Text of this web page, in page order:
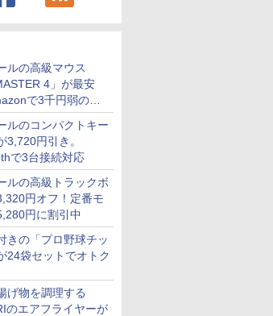
ルの高級マウス
4」が最安
で3千円弱の割
ルのコンパクトキー
3,720円引き。
で3台接続対応
ルの高級トラックボ
円オフ！定番モ
円に割引中
きの「プロ野球チッ
24袋セットでオトク
げ物を調理する
のエアフライヤーが